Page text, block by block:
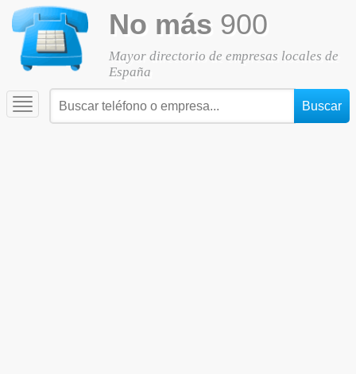
No más 900
Mayor directorio de empresas locales de
España
Toggle
navigation